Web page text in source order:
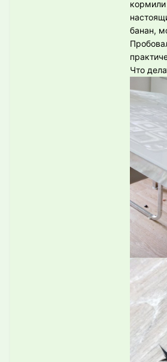
банан,
Что